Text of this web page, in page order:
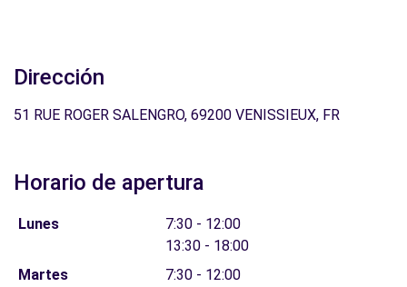
Dirección
51 RUE ROGER SALENGRO, 69200 VENISSIEUX, FR
Horario de apertura
Lunes
7:30 - 12:00
13:30 - 18:00
Martes
7:30 - 12:00